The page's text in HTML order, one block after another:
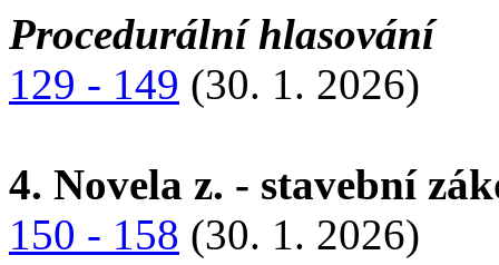
Procedurální hlasování
129 - 149 (30. 1. 2026)
4. Novela z. - stavební
150 - 158 (30. 1. 2026)